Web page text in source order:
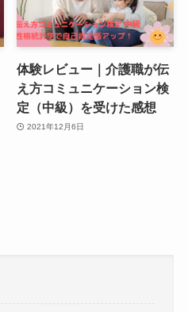
体験レビュー｜介護職が伝
え方コミュニケーション検
定（中級）を受けた感想
2021年12月6日